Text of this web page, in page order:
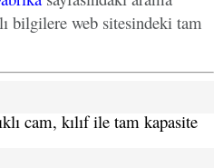
bilgilere web sitesindeki tam
cam, kılıf ile tam kapasite